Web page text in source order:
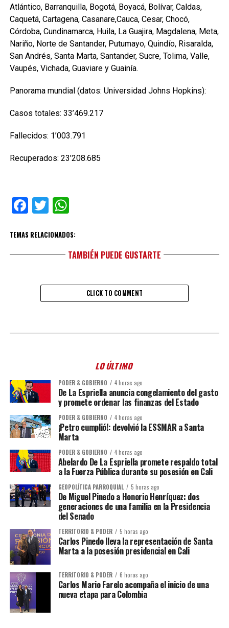
Atlántico, Barranquilla, Bogotá, Boyacá, Bolívar, Caldas,
Caquetá, Cartagena, Casanare,Cauca, Cesar, Chocó,
Córdoba, Cundinamarca, Huila, La Guajira, Magdalena, Meta,
Nariño, Norte de Santander, Putumayo, Quindío, Risaralda,
San Andrés, Santa Marta, Santander, Sucre, Tolima, Valle,
Vaupés, Vichada, Guaviare y Guainía.
Panorama mundial (datos: Universidad Johns Hopkins):
Casos totales: 33’469.217
Fallecidos: 1’003.791
Recuperados: 23’208.685
Facebook
TwitterWhatsApp
TEMAS RELACIONADOS:
TAMBIÉN PUEDE GUSTARTE
CLICK TO COMMENT
LO ÚLTIMO
PODER & GOBIERNO 4 horas ago
De La Espriella anuncia congelamiento del gasto
y promete ordenar las finanzas del Estado
PODER & GOBIERNO 4 horas ago
¡Petro cumplió!: devolvió la ESSMAR a Santa
Marta
PODER & GOBIERNO 4 horas ago
Abelardo De La Espriella promete respaldo total
a la Fuerza Pública durante su posesión en Cali
GEOPOLÍTICA PARROQUIAL 5 horas ago
De Miguel Pinedo a Honorio Henríquez: dos
generaciones de una familia en la Presidencia
del Senado
TERRITORIO & PODER 5 horas ago
Carlos Pinedo lleva la representación de Santa
Marta a la posesión presidencial en Cali
TERRITORIO & PODER 6 horas ago
Carlos Mario Farelo acompaña el inicio de una
nueva etapa para Colombia